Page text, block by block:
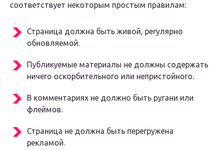
соответствует некоторым простым правилам:
Страница должна быть живой, регулярно
обновляемой.
Публикуемые материалы не должны содержать
ничего оскорбительного или непристойного.
В комментариях не должно быть ругани или
флеймов.
Страница не должна быть перегружена
рекламой.